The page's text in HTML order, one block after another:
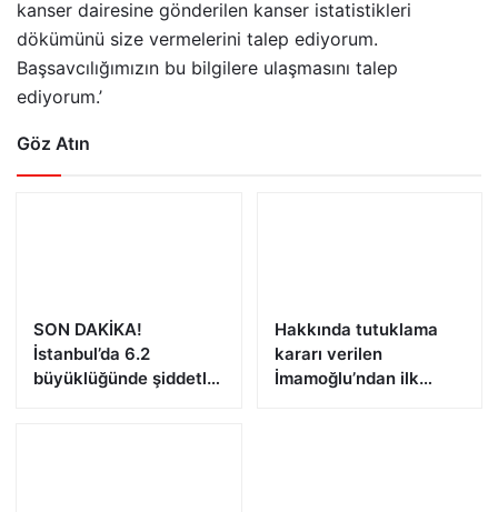
Göz Atın
SON DAKİKA!
İstanbul’da 6.2
büyüklüğünde şiddetli
Hakkında tutuklama
kararı verilen
İmamoğlu’ndan ilk